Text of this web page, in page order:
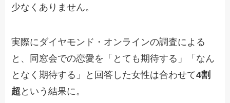
少なくありません。
実際にダイヤモンド・オンラインの調査による
と、同窓会での恋愛を「とても期待する」「なん
となく期待する」と回答した女性は合わせて4割
超 という結果に。